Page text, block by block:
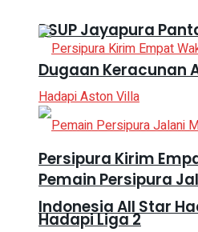
RSUP Jayapura
Dugaan Keracunan
Pemain Persipura
Hadapi Liga 2
Persipura Kirim
Indonesia All Star